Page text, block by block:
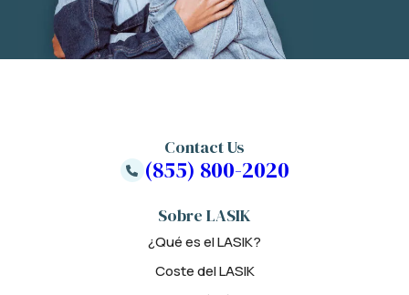
Sobre LASIK
¿Qué es el LASIK?
Coste del LASIK
Contact Us
(855) 800-2020